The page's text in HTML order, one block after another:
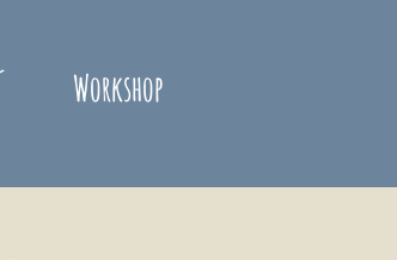
Workshop